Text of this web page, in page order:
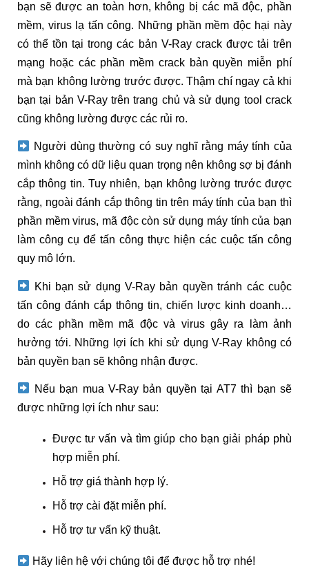
bạn sẽ được an toàn hơn, không bị các mã độc, phần
mềm, virus lạ tấn công. Những phần mềm độc hại này
có thể tồn tại trong các bản V-Ray crack được tải trên
mạng hoặc các phần mềm crack bản quyền miễn phí
mà bạn không lường trước được. Thậm chí ngay cả khi
bạn tại bản V-Ray trên trang chủ và sử dụng tool crack
cũng không lường được các rủi ro.
Người dùng thường có suy nghĩ rằng máy tính của
mình không có dữ liệu quan trọng nên không sợ bị đánh
cắp thông tin. Tuy nhiên, bạn không lường trước được
rằng, ngoài đánh cắp thông tin trên máy tính của bạn thì
phần mềm virus, mã độc còn sử dụng máy tính của bạn
làm công cụ để tấn công thực hiện các cuộc tấn công
quy mô lớn.
Khi bạn sử dụng V-Ray bản quyền tránh các cuộc
tấn công đánh cắp thông tin, chiến lược kinh doanh…
do các phần mềm mã độc và virus gây ra làm ảnh
hưởng tới. Những lợi ích khi sử dụng V-Ray không có
bản quyền bạn sẽ không nhận được.
Nếu bạn mua V-Ray bản quyền tại AT7 thì bạn sẽ
được những lợi ích như sau:
Được tư vấn và tìm giúp cho bạn giải pháp phù
hợp miễn phí.
Hỗ trợ giá thành hợp lý.
Hỗ trợ cài đặt miễn phí.
Hỗ trợ tư vấn kỹ thuật.
Hãy liên hệ với chúng tôi để được hỗ trợ nhé!